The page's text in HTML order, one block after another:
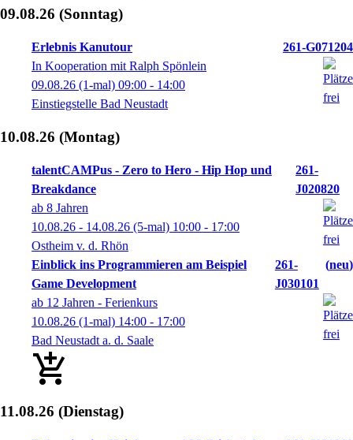
09.08.26 (Sonntag)
Erlebnis Kanutour
261-G071204
In Kooperation mit Ralph Spönlein
09.08.26 (1-mal) 09:00 - 14:00
Einstiegstelle Bad Neustadt
10.08.26 (Montag)
talentCAMPus - Zero to Hero - Hip Hop und
Breakdance
261-
J020820
ab 8 Jahren
10.08.26 - 14.08.26 (5-mal) 10:00 - 17:00
Ostheim v. d. Rhön
Einblick ins Programmieren am Beispiel
Game Development
261-
J030101
neu
ab 12 Jahren - Ferienkurs
10.08.26 (1-mal) 14:00 - 17:00
Bad Neustadt a. d. Saale
11.08.26 (Dienstag)